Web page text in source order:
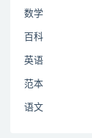
数学
百科
英语
范本
语文